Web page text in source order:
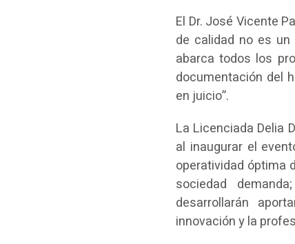
El Dr. José Vicente
de calidad no es
abarca todos los
documentación del
en juicio”.
La Licenciada Delia
al inaugurar el
operatividad óptima
sociedad
desarrollarán
innovación y la